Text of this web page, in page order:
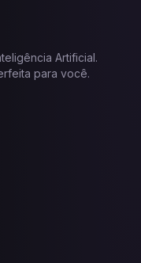
Artificial.
para você.